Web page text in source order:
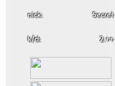
nick: Secret
k/d: 2.++